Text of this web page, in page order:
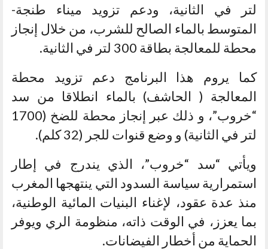
لتر في الثانية، ودعم تزويد ميناء طنجة-
المتوسط بالماء الصالح للشرب، من خلال إنجاز
محطة للمعالجة بطاقة 300 لتر في الثانية.
كما يروم هذا البرنامج دعم تزويد محطة
المعالجة ( الحاشف) بالماء انطلاقا من سد
“خروب”، و ذلك عبر إنجاز محطة للضخ (1700
لتر في الثانية) و وضع قنوات للجر (32 كلم).
ويأتي “سد “خروب”، الذي يندرج في إطار
استمرارية سياسة السدود التي ينتهجها المغرب
منذ عدة عقود، لإغناء البنيات المائية الوطنية،
بما يعزز، في الوقت ذاته، منظومة الري ويوفر
الحماية من أخطار الفيضانات.